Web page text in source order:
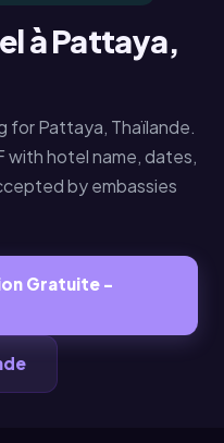
à Pattaya,
for Pattaya, Thaïlande.
with hotel name, dates,
by embassies
Gratuite -